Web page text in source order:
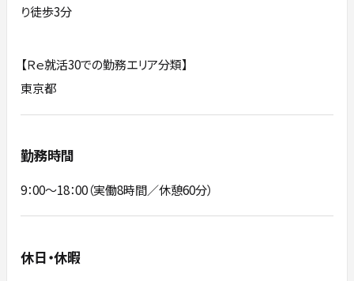
り徒歩3分
【Ｒｅ就活30での勤務エリア分類】
東京都
勤務時間
9：00～18：00（実働8時間／休憩60分）
休日・休暇